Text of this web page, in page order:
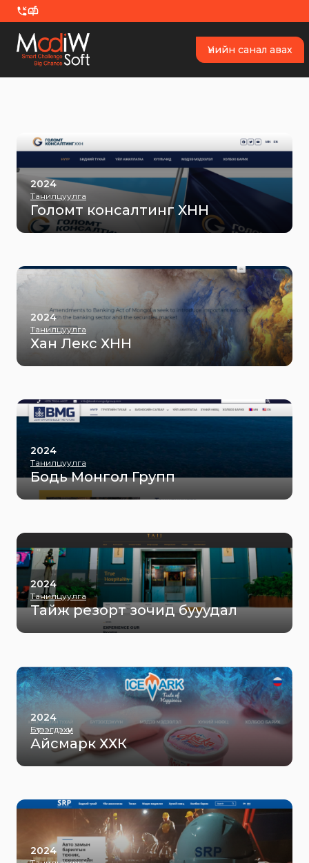
Skip to content
Үнийн санал авах
2024
Танилцуулга
Голомт консалтинг ХНН
2024
Танилцуулга
Хан Лекс ХНН
2024
Танилцуулга
Бодь Монгол Групп
2024
Танилцуулга
Тайж резорт зочид бууудал
2024
Бүтээгдэхүүн
Айсмарк ХХК
2024